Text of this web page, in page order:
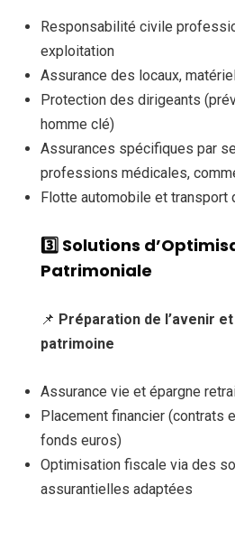
Responsabilité civile
exploitation
Assurance des locaux,
Protection des dirigeants
homme clé)
Assurances spécifiques par
professions médicales,
Flotte automobile et transport
3️⃣ Solutions
Patrimoniale
📌 Préparation de l’avenir
patrimoine
Assurance vie et épargne
Placement financier (contrats
fonds euros)
Optimisation fiscale via des
assurantielles adaptées